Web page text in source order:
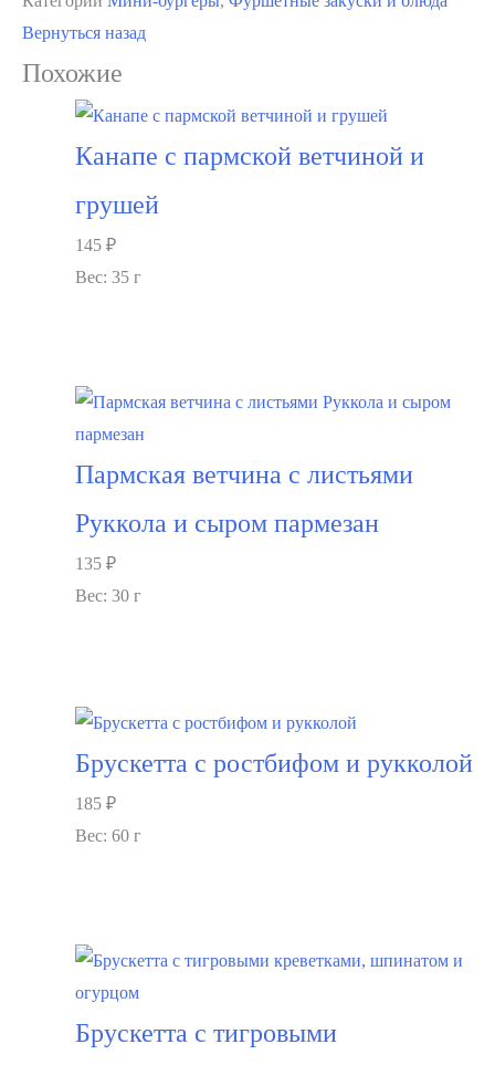
Бургер
с
куриной
котлетой
овощами
Вернуться назад
Похожие
Канапе с пармской ветчиной и
грушей
145 ₽
Вес: 35 г
Пармская ветчина с листьями
Руккола и сыром пармезан
135 ₽
Вес: 30 г
Брускетта с ростбифом и рукколой
185 ₽
Вес: 60 г
Брускетта с тигровыми